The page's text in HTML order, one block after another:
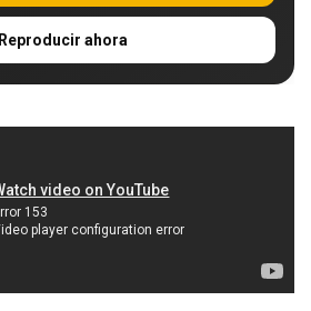
Reproducir ahora